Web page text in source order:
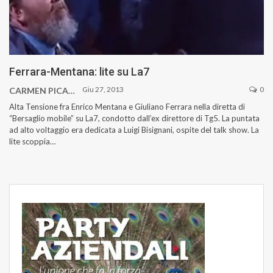
Ferrara-Mentana: lite su La7
CARMEN PICA Giu 27, 2013 0
Alta Tensione fra Enrico Mentana e Giuliano Ferrara nella diretta di
“Bersaglio mobile” su La7, condotto dall’ex direttore di Tg5. La puntata
ad alto voltaggio era dedicata a Luigi Bisignani, ospite del talk show. La
lite scoppia…